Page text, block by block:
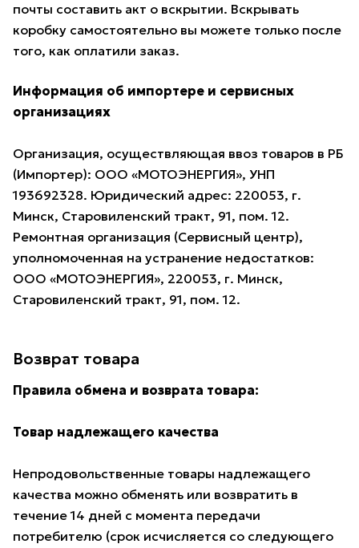
почты составить акт о вскрытии. Вскрывать
коробку самостоятельно вы можете только после
того, как оплатили заказ.
Информация об импортере и сервисных
организациях
Организация, осуществляющая ввоз товаров в РБ
(Импортер): ООО «МОТОЭНЕРГИЯ», УНП
193692328. Юридический адрес: 220053, г.
Минск, Старовиленский тракт, 91, пом. 12.
Ремонтная организация (Сервисный центр),
уполномоченная на устранение недостатков:
ООО «МОТОЭНЕРГИЯ», 220053, г. Минск,
Старовиленский тракт, 91, пом. 12.
Возврат товара
Правила обмена и возврата товара:
Товар надлежащего качества
Непродовольственные товары надлежащего
качества можно обменять или возвратить в
течение 14 дней с момента передачи
потребителю (срок исчисляется со следующего